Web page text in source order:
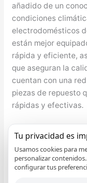
añadido de un
condiciones
electrodomésticos
están mejor
rápida y eficiente,
que aseguran la
cuentan con una
piezas de repuesto
rápidas y efectivas.
invaluables,
particular para
óptimas
Tu privacidad es
Usamos cookies para
personalizar
configurar tus